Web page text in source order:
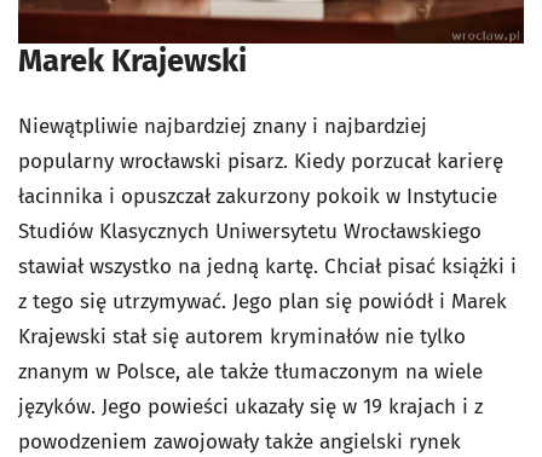
Marek Krajewski
Niewątpliwie najbardziej znany i najbardziej
popularny wrocławski pisarz. Kiedy porzucał karierę
łacinnika i opuszczał zakurzony pokoik w Instytucie
Studiów Klasycznych Uniwersytetu Wrocławskiego
stawiał wszystko na jedną kartę. Chciał pisać książki i
z tego się utrzymywać. Jego plan się powiódł i Marek
Krajewski stał się autorem kryminałów nie tylko
znanym w Polsce, ale także tłumaczonym na wiele
języków. Jego powieści ukazały się w 19 krajach i z
powodzeniem zawojowały także angielski rynek